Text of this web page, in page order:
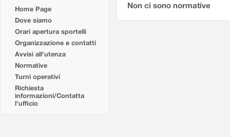
Home Page
Dove siamo
Orari apertura sportelli
Organizzazione e contatti
Avvisi all'utenza
Normative
Turni operativi
Richiesta
informazioni/Contatta
l'ufficio
Non ci sono normative